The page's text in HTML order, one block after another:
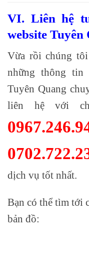
VI. Liên hệ
website Tuyên
Vừa rồi chúng
những thông tin
Tuyên Quang
liên hệ với
dịch vụ tốt nhất.
Bạn có thể tìm tới
bản đồ: